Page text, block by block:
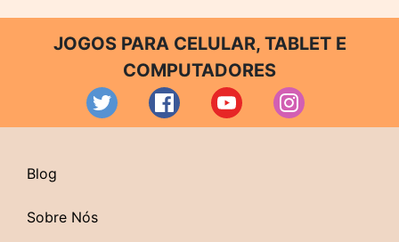
JOGOS PARA CELULAR, TABLET E
COMPUTADORES
Blog
Sobre Nós